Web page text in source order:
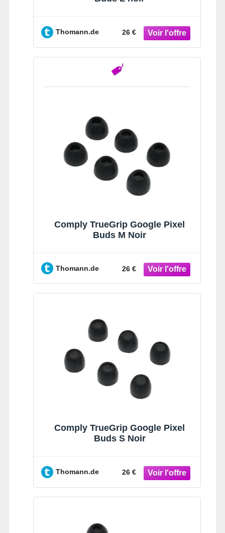
Thomann.de 26 €
Comply TrueGrip Google Pixel
Buds M Noir
Thomann.de 26 €
Comply TrueGrip Google Pixel
Buds S Noir
Thomann.de 26 €